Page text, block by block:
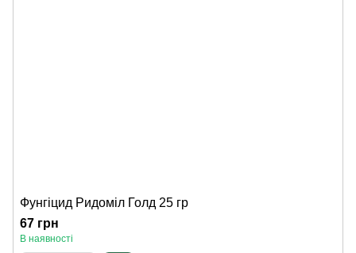
Фунгіцид Ридоміл Голд 25 гр
67 грн
В наявності